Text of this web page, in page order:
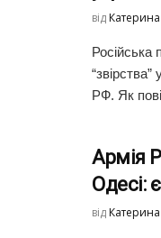
від
Російська
“звірства”
РФ. Як
Армія
Одесі:
від